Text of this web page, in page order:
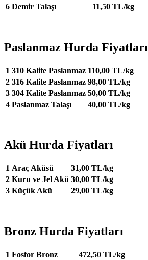
6 Demir Talaşı 11,50 TL/kg
Paslanmaz Hurda Fiyatları
1 310 Kalite Paslanmaz 110,00 TL/kg
2 316 Kalite Paslanmaz 98,00 TL/kg
3 304 Kalite Paslanmaz 50,00 TL/kg
4 Paslanmaz Talaşı 40,00 TL/kg
Akü Hurda Fiyatları
1 Araç Aküsü
31,00 TL/kg
2 Kuru ve Jel Akü 30,00 TL/kg
3 Küçük Akü 29,00 TL/kg
Bronz Hurda Fiyatları
1 Fosfor Bronz
472,50 TL/kg